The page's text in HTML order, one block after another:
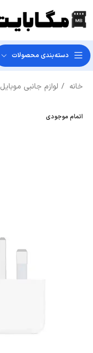
دسته‌بندی‌ محصولات
خانه لوازم جانبی موبایل
اتمام موجودی